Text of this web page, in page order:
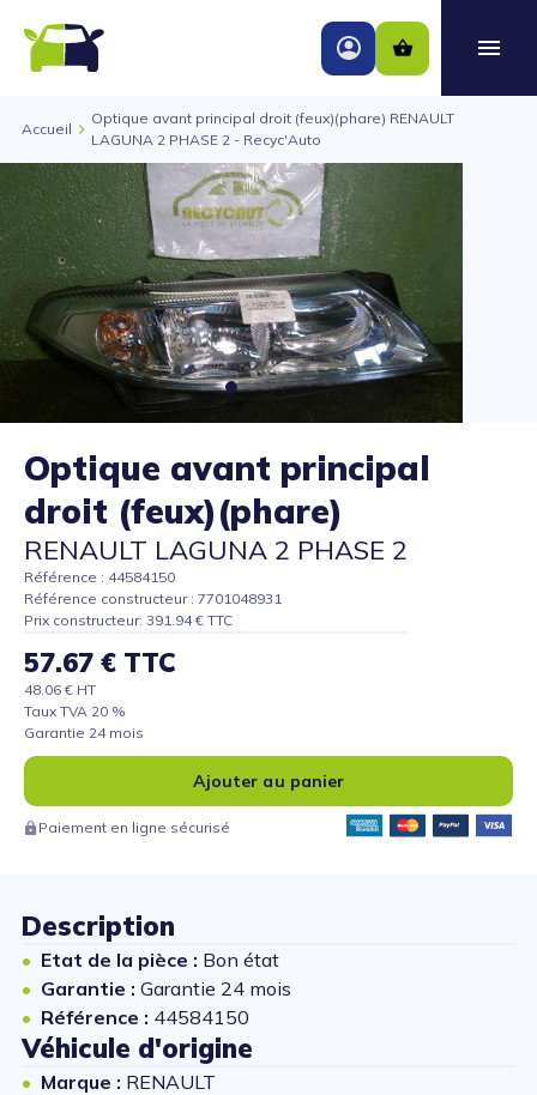
Accueil
Optique avant principal droit (feux)(phare) RENAULT
LAGUNA 2 PHASE 2 - Recyc'Auto
Optique avant principal
droit (feux)(phare)
RENAULT LAGUNA 2 PHASE 2
Référence : 44584150
Référence constructeur : 7701048931
Prix constructeur: 391.94 € TTC
57.67 € TTC
48.06 € HT
Taux TVA 20 %
Garantie 24 mois
Ajouter au panier
Paiement en ligne sécurisé
Description
Etat de la pièce : Bon état
Garantie : Garantie 24 mois
Référence : 44584150
Véhicule d'origine
Marque : RENAULT